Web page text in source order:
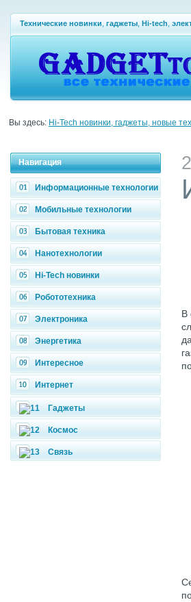
Технические новинки гаджеты Hi-tech
Вы здесь: Hi-Tech новинки, гаджеты, новые
Навигация
Информационные технологии
Мобильные технологии
Бытовая техника
Нанотехнологии
Hi-Tech новинки
Робототехника
Электроника
Энергетика
Интересное
Интернет
Гаджеты
Космос
Связь
В